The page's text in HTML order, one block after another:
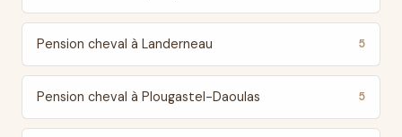
Pension cheval à Landerneau 5
Pension cheval à Plougastel-Daoulas 5